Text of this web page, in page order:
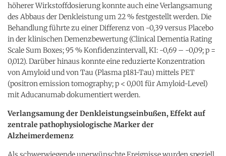
höherer Wirkstoffdosierung konnte auch eine Verlangsamung
des Abbaus der Denkleistung um 22 % festgestellt werden. Die
Behandlung führte zu einer Differenz von -0,39 versus Placebo
in der klinischen Demenzbewertung (Clinical Dementia Rating
Scale Sum Boxes; 95 % Konfidenzintervall, KI: -0,69 – -0,09; p =
0,012). Darüber hinaus konnte eine reduzierte Konzentration
von Amyloid und von Tau (Plasma p181-Tau) mittels PET
(positron emission tomography; p < 0,001 für Amyloid-Level)
mit Aducanumab dokumentiert werden.
Verlangsamung der Denkleistungseinbußen, Effekt auf
zentrale pathophysiologische Marker der
Alzheimerdemenz